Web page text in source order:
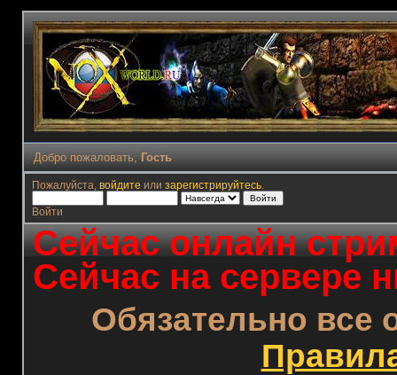
Добро пожаловать, Гость
Пожалуйста, войдите или зарегистрируйтесь.
Войти
Сейчас онлайн
Сейчас на сервере
Обязательно все